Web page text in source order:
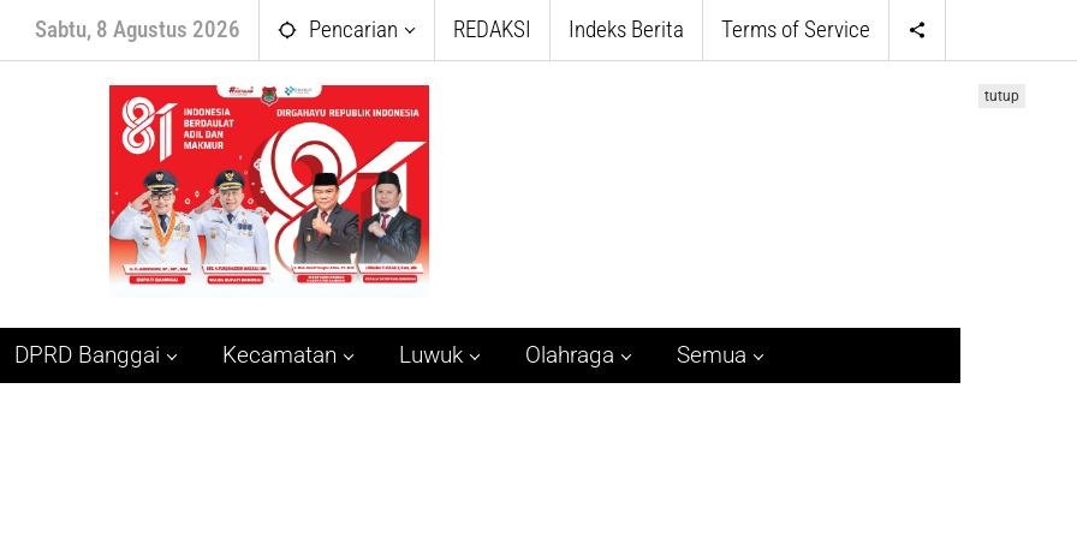
Sabtu, 8 Agustus 2026 Pencarian REDAKSI Indeks Berita Terms of Service
DPRD Banggai Kecamatan Luwuk Olahraga Semua
tutup